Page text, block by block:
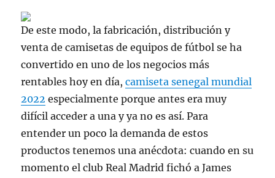
De este modo, la fabricación, distribución y
venta de camisetas de equipos de fútbol se ha
convertido en uno de los negocios más
rentables hoy en día,camiseta senegal mundial
2022 especialmente porque antes era muy
difícil acceder a una y ya no es así. Para
entender un poco la demanda de estos
productos tenemos una anécdota: cuando en su
momento el club Real Madrid fichó a James